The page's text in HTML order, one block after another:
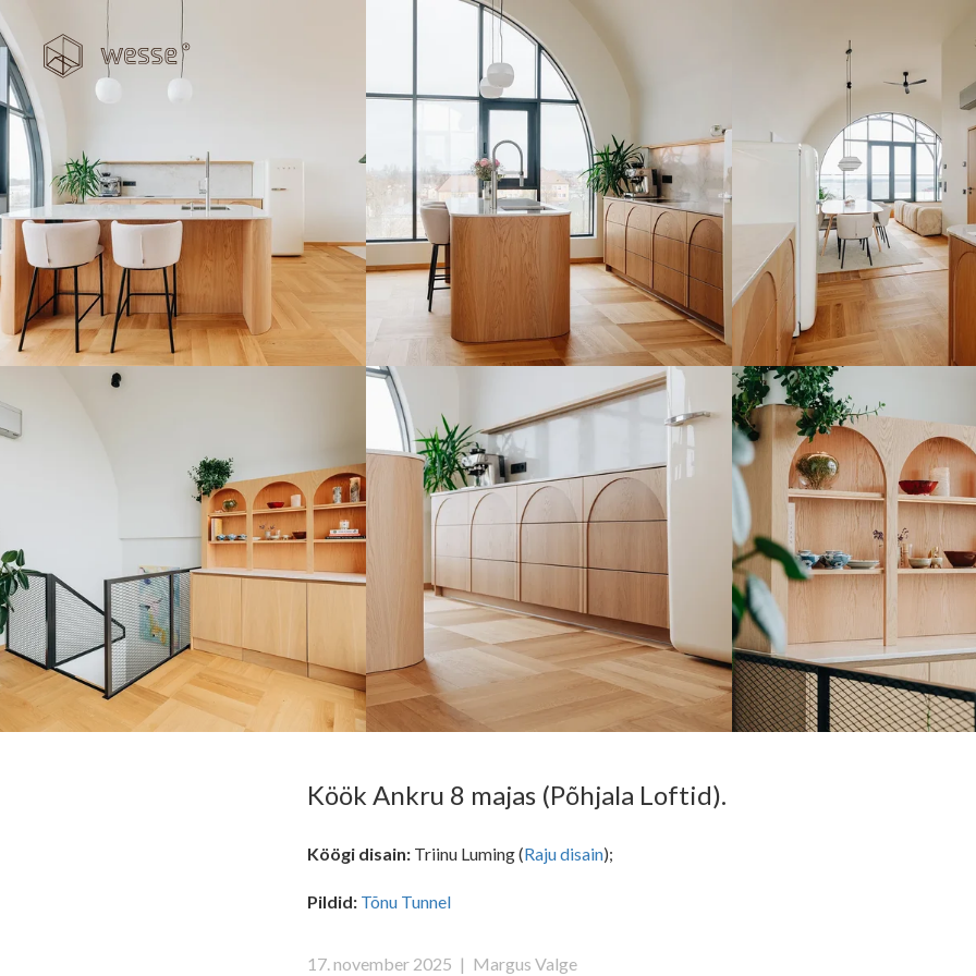
Köök Ankru 8 majas (Põhjala Loftid).
Köögi disain: Triinu Luming (Raju disain);
Pildid: Tõnu Tunnel
17. november 2025 | Margus Valge